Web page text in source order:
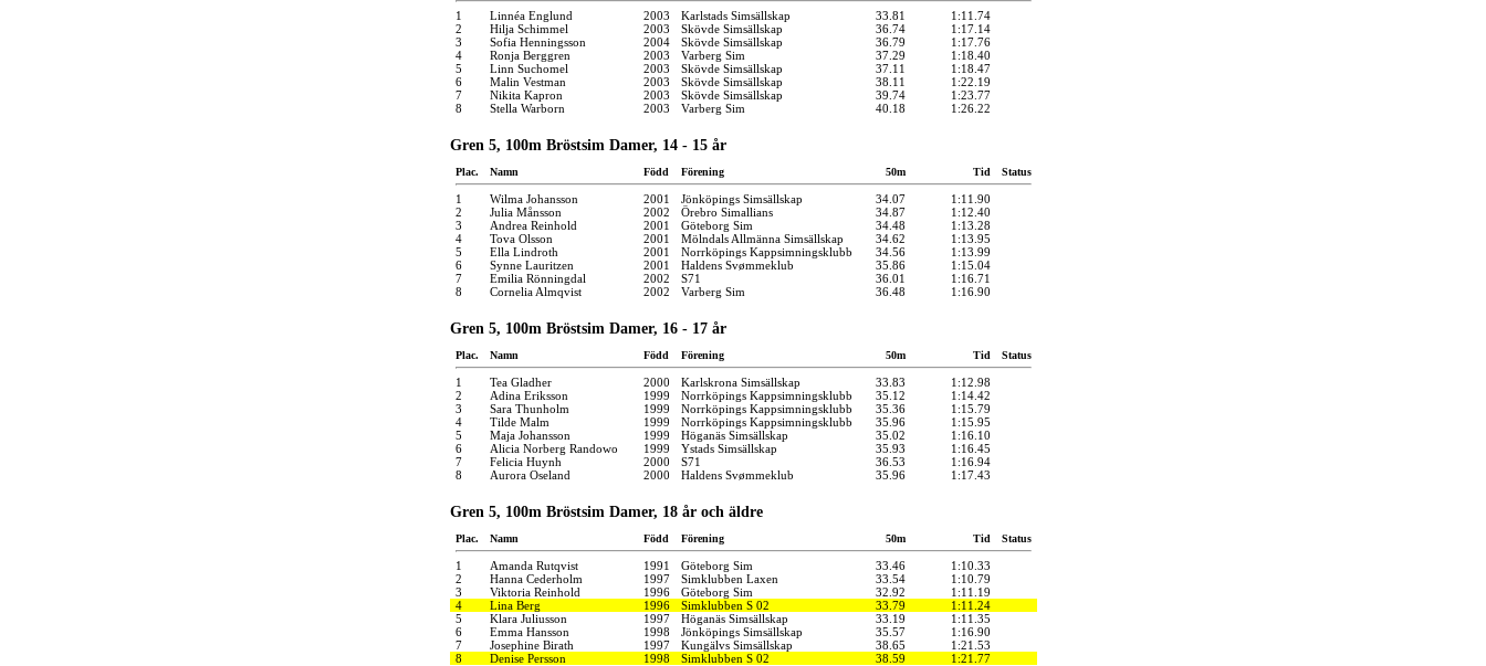
1 Linnéa Englund 2003 Karlstads Simsällskap 33.81
1:11.74
2
Hilja Schimmel 2003 Skövde Simsällskap 36.74
1:17.14
3
Sofia Henningsson 2004 Skövde Simsällskap 36.79
1:17.76
4
Ronja Berggren 2003 Varberg Sim 37.29
1:18.40
5
Linn Suchomel 2003 Skövde Simsällskap 37.11
1:18.47
6
Malin Vestman 2003 Skövde Simsällskap 38.11
1:22.19
7
Nikita Kapron 2003 Skövde Simsällskap 39.74
1:23.77
8
Stella Warborn 2003 Varberg Sim 40.18 1:26.22
Gren 5, 100m Bröstsim Damer, 14 - 15 år
Plac. Namn Född Förening 50m Tid Status
1 Wilma Johansson 2001 Jönköpings Simsällskap 34.07
1:11.90
2
Julia Månsson 2002 Örebro Simallians 34.87
1:12.40
3
Andrea Reinhold 2001 Göteborg Sim 34.48
1:13.28
4
Tova Olsson 2001 Mölndals Allmänna Simsällskap 34.62
1:13.95
5
Ella Lindroth 2001 Norrköpings Kappsimningsklubb 34.56
1:13.99
6
Synne Lauritzen 2001 Haldens Svømmeklub 35.86
1:15.04
7
Emilia Rönningdal 2002 S71 36.01
1:16.71
8
Cornelia Almqvist 2002 Varberg Sim 36.48 1:16.90
Gren 5, 100m Bröstsim Damer, 16 - 17 år
Plac. Namn Född Förening 50m Tid Status
1 Tea Gladher 2000 Karlskrona Simsällskap 33.83
1:12.98
2
Adina Eriksson 1999 Norrköpings Kappsimningsklubb 35.12
1:14.42
3
Sara Thunholm 1999 Norrköpings Kappsimningsklubb 35.36
1:15.79
4
Tilde Malm 1999 Norrköpings Kappsimningsklubb 35.96
1:15.95
5
Maja Johansson 1999 Höganäs Simsällskap 35.02
1:16.10
6
Alicia Norberg Randowo 1999 Ystads Simsällskap 35.93
1:16.45
7
Felicia Huynh 2000 S71 36.53
1:16.94
8
Aurora Oseland 2000 Haldens Svømmeklub 35.96 1:17.43
Gren 5, 100m Bröstsim Damer, 18 år och äldre
Plac. Namn Född Förening 50m Tid Status
1 Amanda Rutqvist 1991 Göteborg Sim 33.46
1:10.33
2
Hanna Cederholm 1997 Simklubben Laxen 33.54
1:10.79
3
Viktoria Reinhold 1996 Göteborg Sim 32.92
1:11.19
4
Lina Berg 1996 Simklubben S 02 33.79
1:11.24
5
Klara Juliusson 1997 Höganäs Simsällskap 33.19
1:11.35
6
Emma Hansson 1998 Jönköpings Simsällskap 35.57
1:16.90
7
Josephine Birath 1997 Kungälvs Simsällskap 38.65
1:21.53
8
Denise Persson 1998 Simklubben S 02 38.59 1:21.77